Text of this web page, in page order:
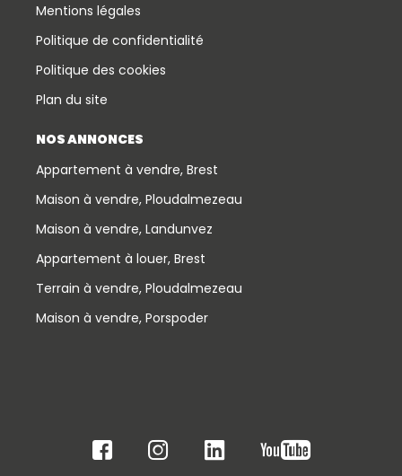
Mentions légales
Politique de confidentialité
Politique des cookies
Plan du site
NOS ANNONCES
Appartement à vendre, Brest
Maison à vendre, Ploudalmezeau
Maison à vendre, Landunvez
Appartement à louer, Brest
Terrain à vendre, Ploudalmezeau
Maison à vendre, Porspoder